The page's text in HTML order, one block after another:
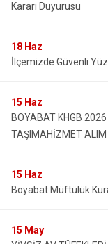
Kararı Duyurusu
18 Haz
İlçemizde Güvenli
15 Haz
BOYABAT KHGB
TAŞIMAHİZMET ALIM
15 Haz
Boyabat Müftülük
15 May